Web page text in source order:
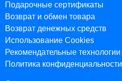
Подарочные сертификаты
Возврат и обмен товара
Возврат денежных средств
Использование Cookies
Рекомендательные технологии
Политика конфиденциальности